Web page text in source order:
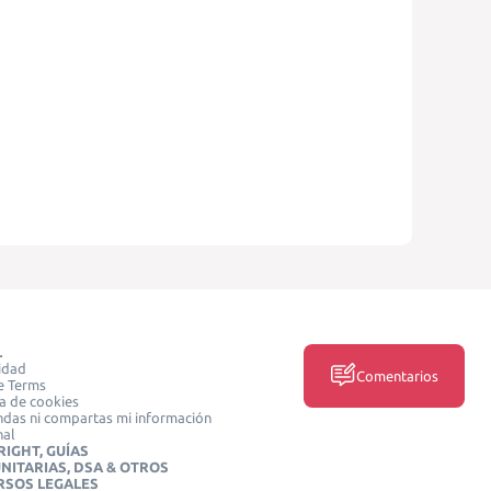
Terms
de cookies
ni compartas mi información
GUÍAS
DSA & OTROS
LEGALES
Comentarios